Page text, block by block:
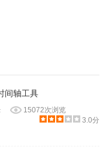
间轴工具
15072次浏览
3.0分